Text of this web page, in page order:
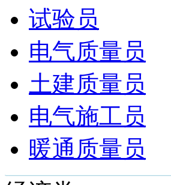
试验员
电气质量员
土建质量员
电气施工员
暖通质量员